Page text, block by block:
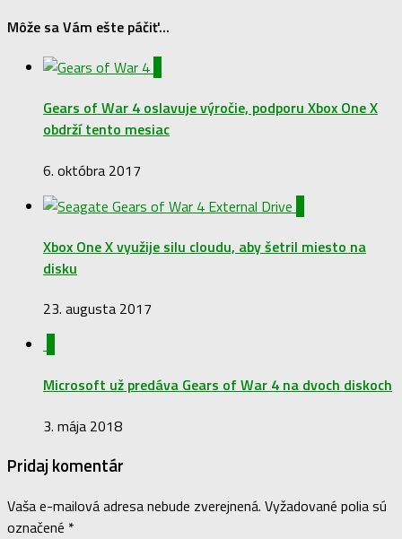
Môže sa Vám ešte páčiť...
Gears of War 4 oslavuje výročie, podporu Xbox One X
obdrží tento mesiac
6. októbra 2017
Xbox One X využije silu cloudu, aby šetril miesto na
disku
23. augusta 2017
Microsoft už predáva Gears of War 4 na dvoch diskoch
3. mája 2018
Pridaj komentár
Vaša e-mailová adresa nebude zverejnená. Vyžadované polia sú
označené *